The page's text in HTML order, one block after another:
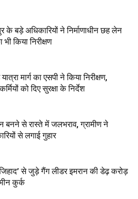
के बड़े अधिकारियों ने निर्माणाधीन छह लेन
किया निरीक्षण
मार्ग का एसपी ने किया निरीक्षण,
को दिए सुरक्षा के निर्देश
बनने से रास्ते में जलभराव, ग्रामीण ने
से लगाई गुहार
से जुड़े गैंग लीडर इमरान की डेढ़ करोड़
कुर्क